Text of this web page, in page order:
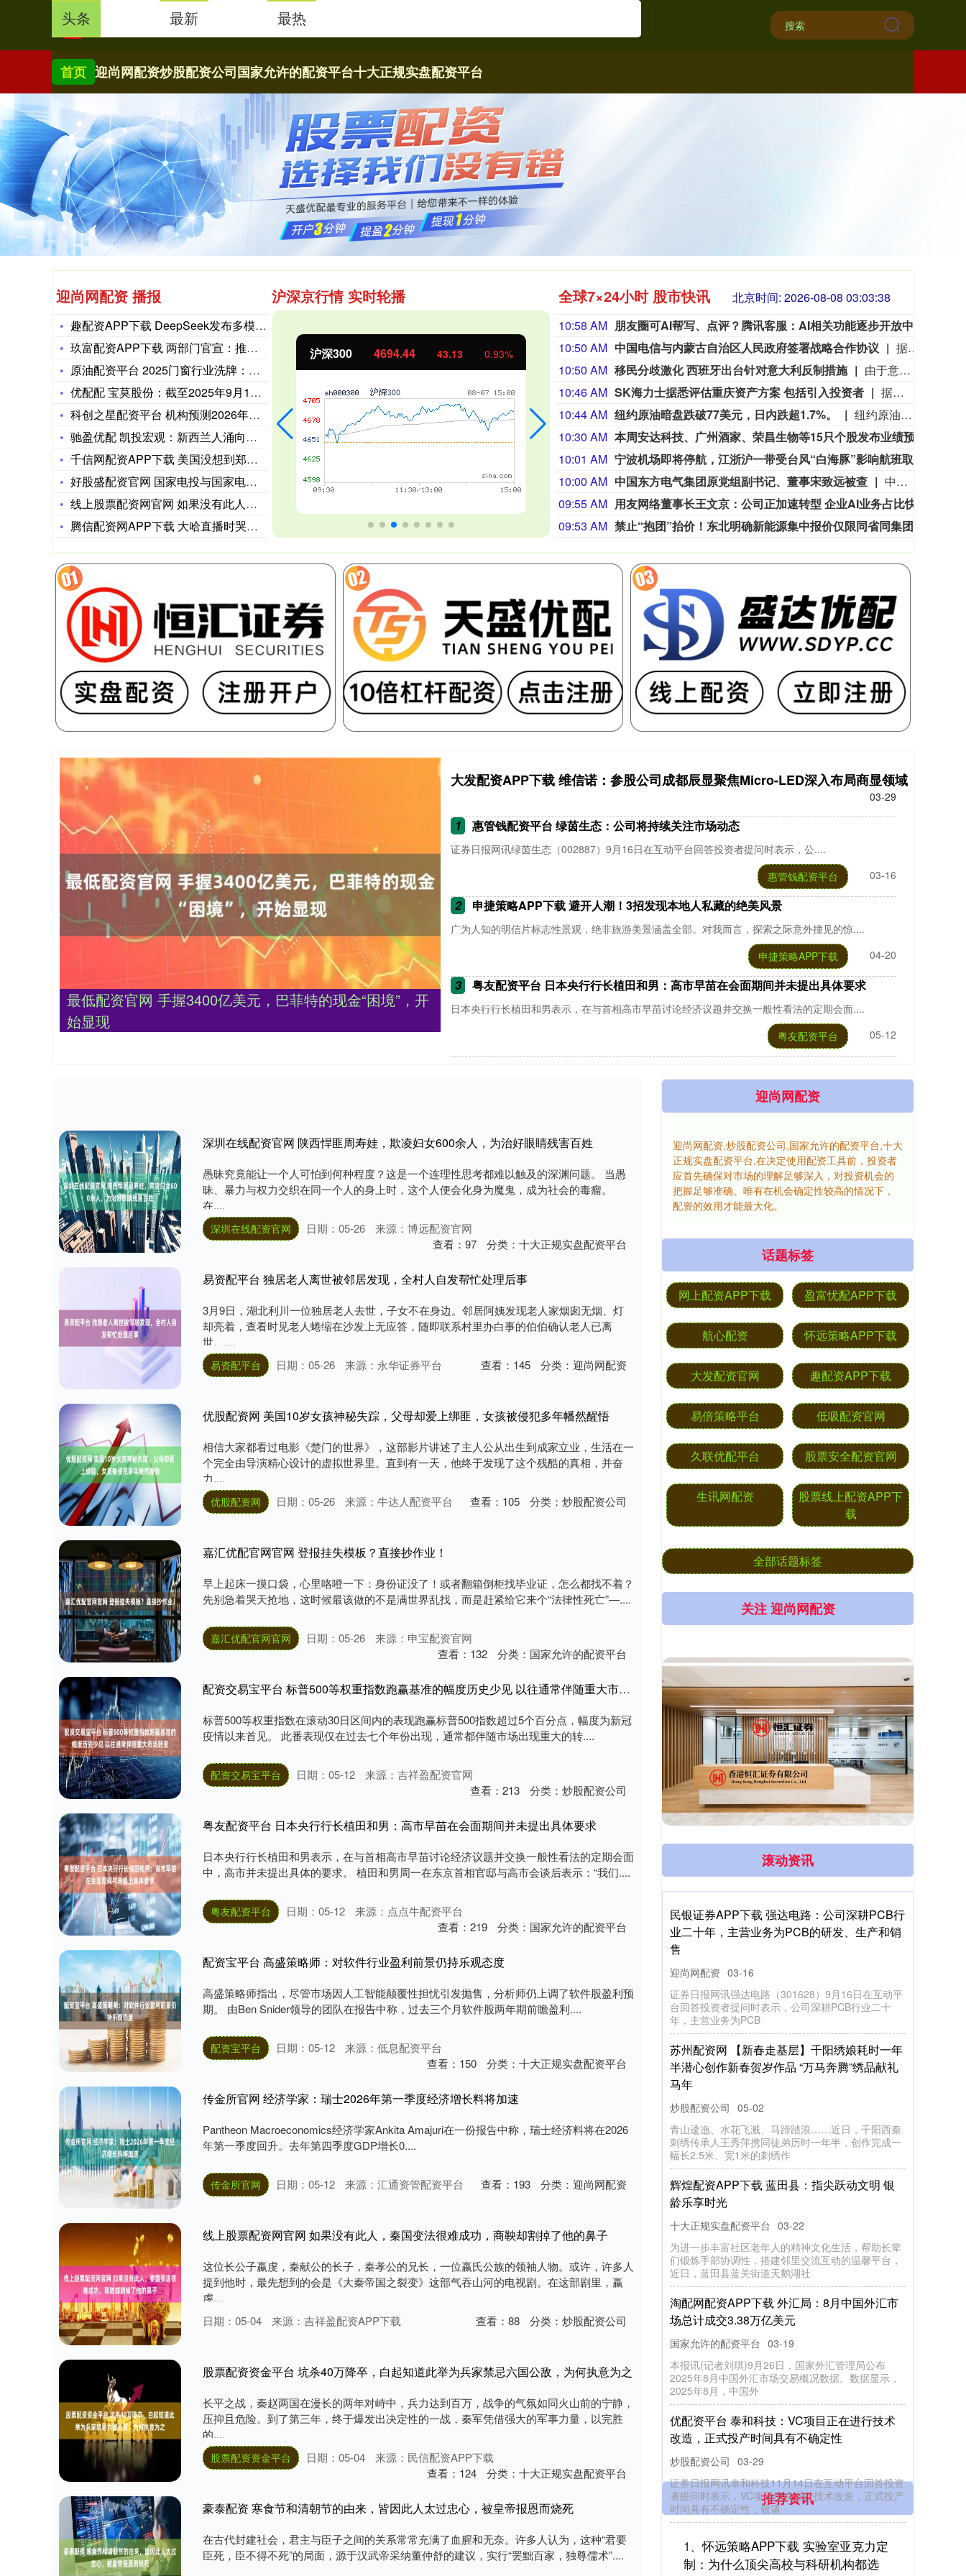
首页 迎尚网配资炒股配资公司国家允许的配资平台十大正规实盘配资平台
迎尚网配资 播报
趣配资APP下载 DeepSeek发布多模态论文又连夜删除，
玖富配资APP下载 两部门官宣：推进专业与标准化教育融合试点
原油配资平台 2025门窗行业洗牌：节能与静音成为“硬指标”
优配配 宝莫股份：截至2025年9月10日收盘，公司股东总数
科创之星配资平台 机构预测2026年泰国通胀率有望回升至正值
驰盈优配 凯投宏观：新西兰人涌向澳大利亚将减缓复苏
千信网配资APP下载 美国没想到郑丽文会来这一招！变天信号已
好股盛配资官网 国家电投与国家电网80亿组建新公司！是何逻辑
线上股票配资网官网 如果没有此人，秦国变法很难成功，商鞅却割
腾信配资网APP下载 大哈直播时哭了 哈妈也受了委屈 她不忍
沪深京行情 实时轮播
沪深300 4694.44 43.13 0.93% 北证50 1134.24 11.37 1.01% 创业板指 3563.12 47.56 1.35% 基金指数
全球7×24小时 股市快讯 北京时间: 2026-08-08 03:03:40
10:58 AM 朋友圈可AI帮写、点评？腾讯客服：AI相关功能逐步开放中
10:50 AM 中国电信与内蒙古自治区人民政府签署战略合作协议
据人民邮电报，8月7日，中国电信集团有限公司与内蒙古自治区人民政府签署战略合作协议，此次战略合作重点围绕算力基础设施建设、新一代通信网络建设、产业数字化转型、低空经济高质量发展等领域深化合作，加快内蒙古数字经济发展与产业数字化进程，奋力书写中国式现代化内蒙古新篇章。
10:50 AM 移民分歧激化 西班牙出台针对意大利反制措施
由于意大利拒绝取消因休达“偷渡潮”危机而针对西班牙启动的边境管控措施，西班牙政府宣布将对来自意大利的旅客实施入境检查。西班牙广播电视公司援引西班牙政府颁布的一项政令报道，自8日午夜起，西班牙将在港口与机场对从意大利入境的旅客实施随机抽查，该措施暂定执行至9月7日。西班牙方面给出的理由是，意大利正持续面临非法移民涌入的巨大压力。西班牙执法人员对来自意大利的旅客进行检查时，将核对旅客身份、国籍信息；针对第三国公民，将检查其签证或居留许可。
10:46 AM SK海力士据悉评估重庆资产方案 包括引入投资者
据知情人士称，SK海力士正研究旗下重庆资产的方案选项，包括引入投资者以帮助加速增长。消息人士称，作为英伟达高带宽内存芯片的重要供应商，SK海力士正与潜在顾问接洽，对该业务进行评估。知情人士表示，潜在的股权出售可能使该设施的估值达到约30亿美元。SK海力士网站显示，该公司20多年前进入中国市场，当时与无锡签署协议建设其首座大型海外晶圆制造厂。位于重庆的设施是SK海力士重要的半导体封装与测试基地。知情人士表示，竞购者可能包括中国基金和产业投资者，SK海力士可能保留该资产的少数股权。知情人士还称，相关讨论仍处于初步阶段，未必会达成任何交易。
10:44 AM 纽约原油暗盘跌破77美元，日内跌超1.7%。
纽约原油暗盘跌破77美元，日内跌超1.7%。
10:30 AM
10:01 AM
10:00 AM 中国东方电气集团原党组副书记、董事宋致远被查
中国东方电气集团有限公司原党组副书记、董事宋致远涉嫌严重违纪违法，目前正接受中央纪委国家监委纪律审查和监察调查。（央视新闻）
09:55 AM
09:53 AM 禁止“抱团”抬价！东北明确新能源集中报价仅限同省同集团
最低配资官网 手握3400亿美元，巴菲特的现金“困境”，开
始显现
大发配资APP下载 维信诺：参股公司成都辰显聚焦Micro-LED深入布局商显领域
03-29
1 惠管钱配资平台 绿茵生态：公司将持续关注市场动态
证券日报网讯绿茵生态（002887）9月16日在互动平台回答投资者提问时表示，公....
03-16
惠管钱配资平台
2 申捷策略APP下载 避开人潮！3招发现本地人私藏的绝美风景
广为人知的明信片标志性景观，绝非旅游美景涵盖全部。对我而言，探索之际意外撞见的惊....
04-20
申捷策略APP下载
3 粤友配资平台 日本央行行长植田和男：高市早苗在会面期间并未提出具体要求
日本央行行长植田和男表示，在与首相高市早苗讨论经济议题并交换一般性看法的定期会面....
05-12
粤友配资平台
头条 最新 最热
深圳在线配资官网 陕西悍匪周寿娃，欺凌妇女600余人，为治好眼睛残害百姓
愚昧究竟能让一个人可怕到何种程度？这是一个连理性思考都难以触及的深渊问题。 当愚
昧、暴力与权力交织在同一个人的身上时，这个人便会化身为魔鬼，成为社会的毒瘤。
在....
深圳在线配资官网 日期：05-26
来源：博远配资官网
查看： 97 分类： 十大正规实盘配资平台
易资配平台 独居老人离世被邻居发现，全村人自发帮忙处理后事
3月9日，湖北利川一位独居老人去世，子女不在身边。邻居阿姨发现老人家烟囱无烟、灯
却亮着，查看时见老人蜷缩在沙发上无应答，随即联系村里办白事的伯伯确认老人已离
世。....
易资配平台 日期：05-26 来源：永华证券平台 查看： 145 分类： 迎尚网配资
优股配资网 美国10岁女孩神秘失踪，父母却爱上绑匪，女孩被侵犯多年幡然醒悟
相信大家都看过电影《楚门的世界》，这部影片讲述了主人公从出生到成家立业，生活在一
个完全由导演精心设计的虚拟世界里。直到有一天，他终于发现了这个残酷的真相，并奋
力....
优股配资网 日期：05-26 来源：牛达人配资平台 查看： 105 分类： 炒股配资公司
嘉汇优配官网官网 登报挂失模板？直接抄作业！
早上起床一摸口袋，心里咯噔一下：身份证没了！或者翻箱倒柜找毕业证，怎么都找不着？
先别急着哭天抢地，这时候最该做的不是满世界乱找，而是赶紧给它来个“法律性死亡”—....
嘉汇优配官网官网 日期：05-26
来源：申宝配资官网
查看： 132 分类： 国家允许的配资平台
配资交易宝平台 标普500等权重指数跑赢基准的幅度历史少见 以往通常伴随重大市场转变
标普500等权重指数在滚动30日区间内的表现跑赢标普500指数超过5个百分点，幅度为新冠
疫情以来首见。 此番表现仅在过去七个年份出现，通常都伴随市场出现重大的转....
配资交易宝平台 日期：05-12
来源：吉祥盈配资官网
查看： 213 分类： 炒股配资公司
粤友配资平台 日本央行行长植田和男：高市早苗在会面期间并未提出具体要求
日本央行行长植田和男表示，在与首相高市早苗讨论经济议题并交换一般性看法的定期会面
中，高市并未提出具体的要求。 植田和男周一在东京首相官邸与高市会谈后表示：“我们....
粤友配资平台 日期：05-12
来源：点点牛配资平台
查看： 219 分类： 国家允许的配资平台
配资宝平台 高盛策略师：对软件行业盈利前景仍持乐观态度
高盛策略师指出，尽管市场因人工智能颠覆性担忧引发抛售，分析师仍上调了软件股盈利预
期。 由Ben Snider领导的团队在报告中称，过去三个月软件股两年期前瞻盈利....
配资宝平台 日期：05-12
来源：低息配资平台
查看： 150 分类： 十大正规实盘配资平台
传金所官网 经济学家：瑞士2026年第一季度经济增长料将加速
Pantheon Macroeconomics经济学家Ankita Amajuri在一份报告中称，瑞士经济料将在2026
年第一季度回升。去年第四季度GDP增长0....
传金所官网 日期：05-12 来源：汇通资管配资平台 查看： 193 分类： 迎尚网配资
线上股票配资网官网 如果没有此人，秦国变法很难成功，商鞅却割掉了他的鼻子
这位长公子嬴虔，秦献公的长子，秦孝公的兄长，一位嬴氏公族的领袖人物。或许，许多人
提到他时，最先想到的会是《大秦帝国之裂变》这部气吞山河的电视剧。在这部剧里，嬴
虔....
日期：05-04
来源：吉祥盈配资APP下载 查看： 88 分类： 炒股配资公司
股票配资资金平台 坑杀40万降卒，白起知道此举为兵家禁忌六国公敌，为何执意为之
长平之战，秦赵两国在漫长的两年对峙中，兵力达到百万，战争的气氛如同火山前的宁静，
压抑且危险。到了第三年，终于爆发出决定性的一战，秦军凭借强大的军事力量，以完胜
的....
股票配资资金平台 日期：05-04
来源：民信配资APP下载
查看： 124 分类： 十大正规实盘配资平台
豪泰配资 寒食节和清朝节的由来，皆因此人太过忠心，被皇帝报恩而烧死
在古代封建社会，君主与臣子之间的关系常常充满了血腥和无奈。许多人认为，这种“君要
臣死，臣不得不死”的局面，源于汉武帝采纳董仲舒的建议，实行“罢黜百家，独尊儒术”....
迎尚网配资
迎尚网配资,炒股配资公司,国家允许的配资平台,十大
正规实盘配资平台,在决定使用配资工具前，投资者
应首先确保对市场的理解足够深入，对投资机会的
把握足够准确。唯有在机会确定性较高的情况下，
配资的效用才能最大化。
话题标签
网上配资APP下载 盈富忧配APP下载
航心配资 怀远策略APP下载
大发配资官网 趣配资APP下载
易倍策略平台 低吸配资官网
久联优配平台 股票安全配资官网
生讯网配资
股票线上配资APP下
载
全部话题标签
关注 迎尚网配资
滚动资讯
民银证券APP下载 强达电路：公司深耕PCB行
业二十年，主营业务为PCB的研发、生产和销
售
迎尚网配资 03-16
证券日报网讯强达电路（301628）9月16日在互动平
台回答投资者提问时表示，公司深耕PCB行业二十
年，主营业务为PCB
苏州配资网 【新春走基层】千阳绣娘耗时一年
半潜心创作新春贺岁作品 “万马奔腾”绣品献礼
马年
炒股配资公司 05-02
青山逶迤、水花飞溅、马蹄踏浪……近日，千阳西秦
刺绣传承人王秀萍携同徒弟历时一年半，创作完成一
幅长2.5米、宽1米的刺绣作
辉煌配资APP下载 蓝田县：指尖跃动文明 银
龄乐享时光
十大正规实盘配资平台 03-22
为进一步丰富社区老年人的精神文化生活，帮助长辈
们锻炼手部协调性，搭建邻里交流互动的温馨平台，
近日，蓝田县蓝关街道天鹅湖社
淘配网配资APP下载 外汇局：8月中国外汇市
场总计成交3.38万亿美元
国家允许的配资平台 03-19
本报讯(记者刘琪)9月26日，国家外汇管理局公布
2025年8月中国外汇市场交易概况数据。数据显示，
2025年8月，中国外
优配资平台 泰和科技：VC项目正在进行技术
改造，正式投产时间具有不确定性
炒股配资公司 03-29
证券日报网讯泰和科技11月14日在互动平台回答投资
者提问时表示，VC项目正在进行技术改造，正式投产
时间具有不确定性，敬请
推荐资讯
1、怀远策略APP下载 实验室亚克力定
制：为什么顶尖高校与科研机构都选